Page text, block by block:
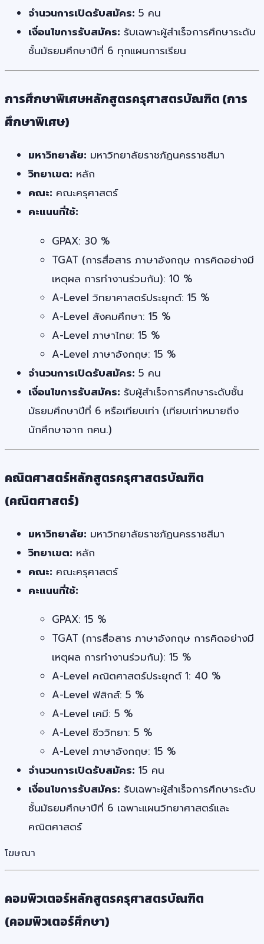
จำนวนการเปิดรับสมัคร: 5 คน
เงื่อนไขการรับสมัคร: รับเฉพาะผู้สำเร็จการศึกษาระดับ
ชั้นมัธยมศึกษาปีที่ 6 ทุกแผนการเรียน
การศึกษาพิเศษหลักสูตรครุศาสตรบัณฑิต (การ
ศึกษาพิเศษ)
มหาวิทยาลัย: มหาวิทยาลัยราชภัฏนครราชสีมา
วิทยาเขต: หลัก
คณะ: คณะครุศาสตร์
คะแนนที่ใช้:
GPAX: 30 %
TGAT (การสื่อสาร ภาษาอังกฤษ การคิดอย่างมี
เหตุผล การทำงานร่วมกัน): 10 %
A-Level วิทยาศาสตร์ประยุกต์: 15 %
A-Level สังคมศึกษา: 15 %
A-Level ภาษาไทย: 15 %
A-Level ภาษาอังกฤษ: 15 %
จำนวนการเปิดรับสมัคร: 5 คน
เงื่อนไขการรับสมัคร: รับผู้สำเร็จการศึกษาระดับชั้น
มัธยมศึกษาปีที่ 6 หรือเทียบเท่า (เทียบเท่าหมายถึง
นักศึกษาจาก กศน.)
คณิตศาสตร์หลักสูตรครุศาสตรบัณฑิต
(คณิตศาสตร์)
มหาวิทยาลัย: มหาวิทยาลัยราชภัฏนครราชสีมา
วิทยาเขต: หลัก
คณะ: คณะครุศาสตร์
คะแนนที่ใช้:
GPAX: 15 %
TGAT (การสื่อสาร ภาษาอังกฤษ การคิดอย่างมี
เหตุผล การทำงานร่วมกัน): 15 %
A-Level คณิตศาสตร์ประยุกต์ 1: 40 %
A-Level ฟิสิกส์: 5 %
A-Level เคมี: 5 %
A-Level ชีววิทยา: 5 %
A-Level ภาษาอังกฤษ: 15 %
จำนวนการเปิดรับสมัคร: 15 คน
เงื่อนไขการรับสมัคร: รับเฉพาะผู้สำเร็จการศึกษาระดับ
ชั้นมัธยมศึกษาปีที่ 6 เฉพาะแผนวิทยาศาสตร์และ
คณิตศาสตร์
โฆษณา
คอมพิวเตอร์หลักสูตรครุศาสตรบัณฑิต
(คอมพิวเตอร์ศึกษา)